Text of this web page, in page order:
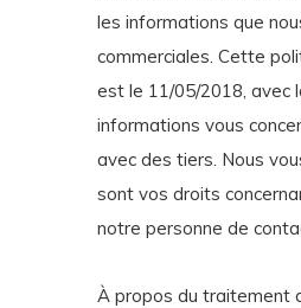
les informations que
commerciales. Cette
est le 11/05/2018, avec
informations vous
avec des tiers. Nous
sont vos droits
notre personne de
À propos du traitement